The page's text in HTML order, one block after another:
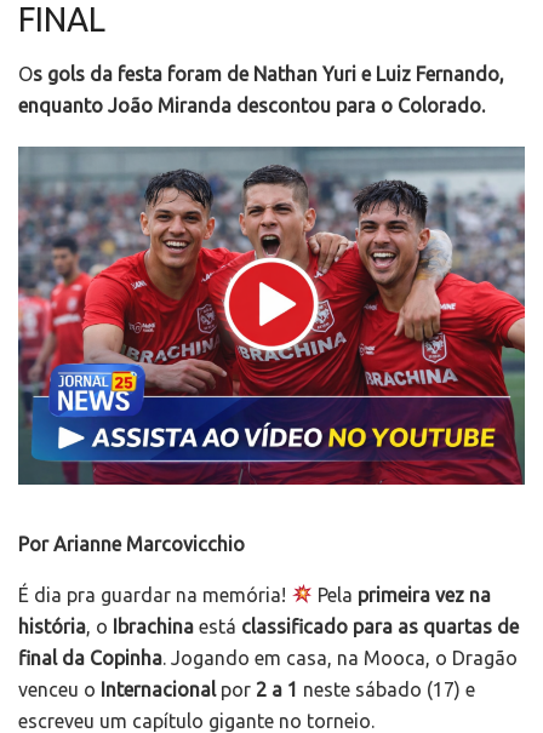
FINAL
Os gols da festa foram de Nathan Yuri e Luiz Fernando,
enquanto João Miranda descontou para o Colorado.
Por Arianne Marcovicchio
É dia pra guardar na memória! Pela primeira vez na
história, o Ibrachina está classificado para as quartas de
final da Copinha. Jogando em casa, na Mooca, o Dragão
venceu o Internacionalpor 2 a 1 neste sábado (17) e
escreveu um capítulo gigante no torneio.